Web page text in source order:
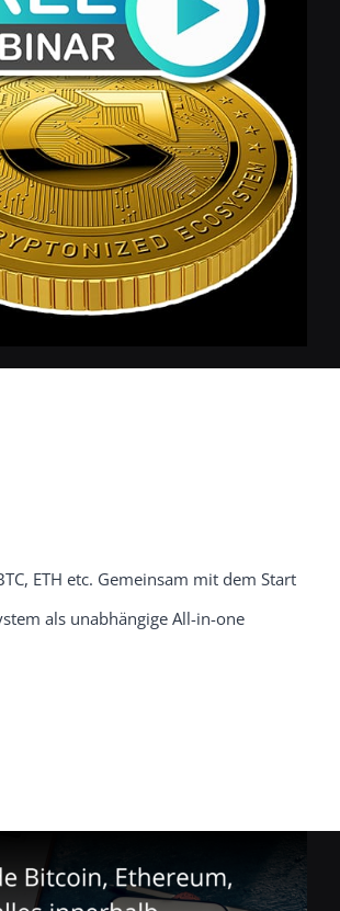
ETH etc. Gemeinsam mit dem Start
als unabhängige All-in-one